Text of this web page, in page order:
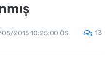
05/2015 10:25:00 ÖS 13